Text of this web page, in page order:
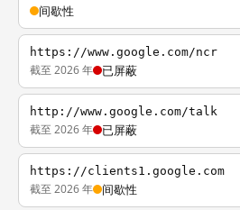
间歇性
https://www.google.com/ncr
截至 2026 年 已屏蔽
http://www.google.com/talk
截至 2026 年 已屏蔽
https://clients1.google.com
截至 2026 年 间歇性